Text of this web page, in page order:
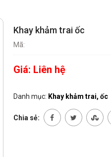
Khay khảm trai ốc
Mã:
Giá: Liên hệ
Danh mục: Khay khảm trai, ốc
Chia sẻ: